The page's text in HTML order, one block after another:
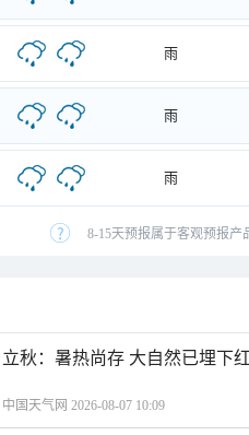
雨
雨
雨
8-15天预报属于客观预报产
立秋：暑热尚存 大自然已埋下
中国天气网 2026-08-07 10:09